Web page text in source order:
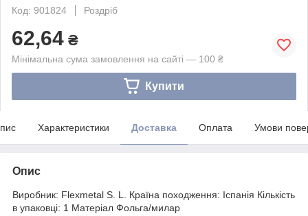
Код: 901824
Роздріб
62,64 ₴
Мінімальна сума замовлення на сайті — 100 ₴
Купити
Характеристики Доставка Оплата Умови
Опис
Виробник: Flexmetal S. L. Країна походження: Іспанія Кількість
в упаковці: 1 Матеріал Фольга/милар